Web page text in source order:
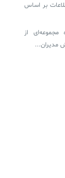
بر اساس
مجموعه‌ای از
مدیران...